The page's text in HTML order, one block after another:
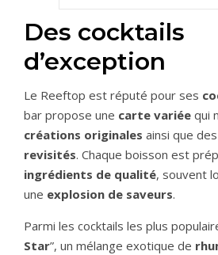
Des cocktails
d’exception
Le Reeftop est réputé pour ses
bar propose une carte variée qui
créations originales ainsi que des
revisités. Chaque boisson est
ingrédients de qualité, souvent
une explosion de saveurs.
Parmi les cocktails les plus
Star”, un mélange exotique de